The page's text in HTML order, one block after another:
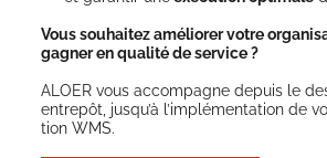
Vous sou­hai­tez amé­lio­rer votre
gagner en qua­li­té de service ?
ALOER vous accom­pagne depuis le
entre­pôt, jus­qu’à l’im­plé­men­ta­tion de
tion WMS.